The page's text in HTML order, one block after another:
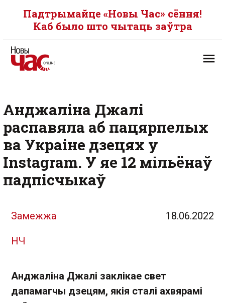
Падтрымайце «Новы Час» сёння!
Каб было што чытаць заўтра
Анджаліна Джалі
распавяла аб пацярпелых
ва Украіне дзецях у
Instagram. У яе 12 мільёнаў
падпісчыкаў
Замежжа 18.06.2022
НЧ
Анджаліна Джалі заклікае свет
дапамагчы дзецям, якія сталі ахвярамі